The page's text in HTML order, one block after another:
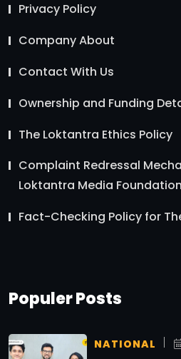
Privacy Policy
Company About
Contact With Us
Ownership and Funding
The Loktantra Ethics Policy
Complaint Redressal
Loktantra Media Foundation
Fact-Checking Policy for
Populer Posts
NATIONAL